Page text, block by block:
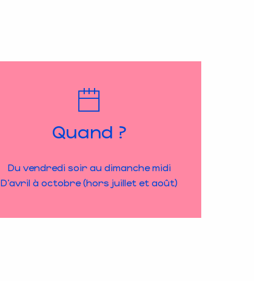
Quand ?
Du vendredi soir au dimanche midi
D’avril à octobre (hors juillet et août)